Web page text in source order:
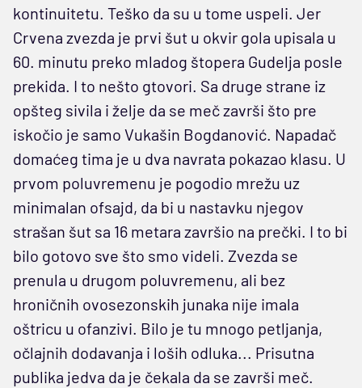
kontinuitetu. Teško da su u tome uspeli. Jer
Crvena zvezda je prvi šut u okvir gola upisala u
60. minutu preko mladog štopera Gudelja posle
prekida. I to nešto gtovori. Sa druge strane iz
opšteg sivila i želje da se meč završi što pre
iskočio je samo Vukašin Bogdanović. Napadač
domaćeg tima je u dva navrata pokazao klasu. U
prvom poluvremenu je pogodio mrežu uz
minimalan ofsajd, da bi u nastavku njegov
strašan šut sa 16 metara završio na prečki. I to bi
bilo gotovo sve što smo videli. Zvezda se
prenula u drugom poluvremenu, ali bez
hroničnih ovosezonskih junaka nije imala
oštricu u ofanzivi. Bilo je tu mnogo petljanja,
očlajnih dodavanja i loših odluka... Prisutna
publika jedva da je čekala da se završi meč.